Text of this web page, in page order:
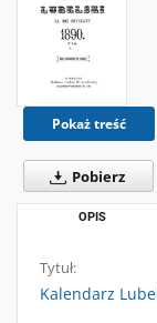
Pokaż treść
Pobierz
OPIS
Tytuł:
Kalendarz